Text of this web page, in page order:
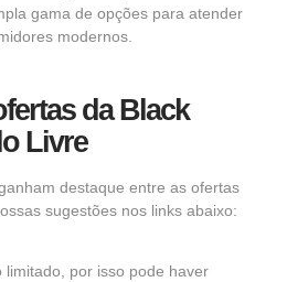
gama de opções para atender
modernos.
da Black
Livre
destaque entre as ofertas
sugestões nos links abaixo:
por isso pode haver